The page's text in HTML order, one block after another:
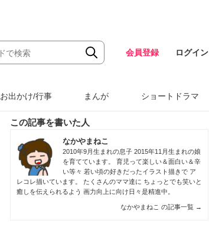
会員登録 ログイン
お出かけ/行事 まんが ショートドラマ
この記事を書いた人
なかやまねこ
2010年9月生まれの息子 2015年11月生まれの娘
を育てています。 育児って楽しい＆面白い＆辛
い等々 若い頃の好きだったイラスト描きで ア
レコレ描いています。 たくさんのママ達に ちょっとでも笑いと
癒しを伝えられるよう 画力向上に向け日々是精進中。
なかやまねこ の記事一覧 →